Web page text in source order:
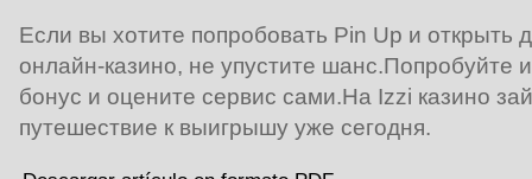
Если вы хотите попробовать Pin Up и открыть
онлайн‑казино, не упустите шанс.Попробуйте
бонус и оцените сервис сами.На Izzi казино
путешествие к выигрышу уже сегодня.